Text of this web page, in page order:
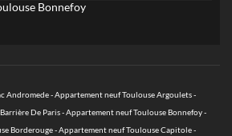
Bonnefoy
Andromede-Appartement neuf Toulouse Argoulets-
De Paris-Appartement neuf Toulouse Bonnefoy-
Borderouge-Appartement neuf Toulouse Capitole-